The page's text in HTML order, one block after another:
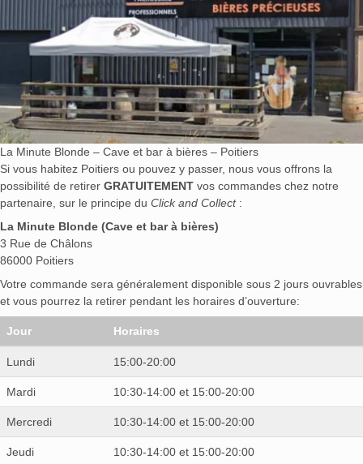
La Minute Blonde – Cave et bar à bières – Poitiers
Si vous habitez Poitiers ou pouvez y passer, nous vous offrons la
possibilité de retirer GRATUITEMENT vos commandes chez notre
partenaire, sur le principe du Click and Collect:
La Minute Blonde (Cave et bar à bières)
3 Rue de Châlons
86000 Poitiers
Votre commande sera généralement disponible sous 2 jours ouvrables
et vous pourrez la retirer pendant les horaires d’ouverture:
Jour Horaires
Lundi 15:00-20:00
Mardi 10:30-14:00 et 15:00-20:00
Mercredi 10:30-14:00 et 15:00-20:00
Jeudi 10:30-14:00 et 15:00-20:00